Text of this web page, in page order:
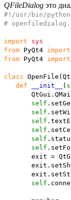
QFileDialog это
#!/usr/bin/python
#
import
sys
from PyQt4 import
from PyQt4 import
class OpenFile (
def
__init__ (
QtGui.
self .
self .
self .
self .
self .
self .
exit =
exit.
exit.
self .